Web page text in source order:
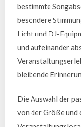
bestimmte
besondere
Licht und DJ-
und aufeinander
bleibende
Die Auswahl der
von der Größe und